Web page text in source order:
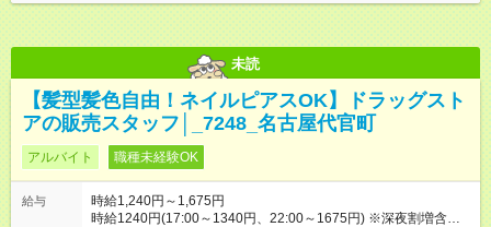
未読
【髪型髪色自由！ネイルピアスOK】ドラッグスト
アの販売スタッフ│_7248_名古屋代官町
アルバイト 職種未経験OK
給与
時給1,240円～1,675円
時給1240円(17:00～1340円、22:00～1675円) ※深夜割増含む